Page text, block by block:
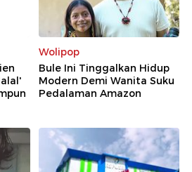
Wolipop
Bule Ini Tinggalkan Hidup
Modern Demi Wanita Suku
Pedalaman Amazon